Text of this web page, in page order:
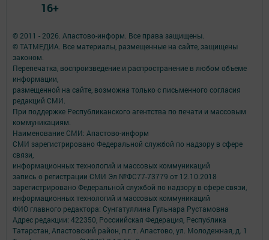
© 2011 - 2026. Апастово-информ. Все права защищены.
© ТАТМЕДИА. Все материалы, размещенные на сайте, защищены
законом.
Перепечатка, воспроизведение и распространение в любом объеме
информации,
размещенной на сайте, возможна только с письменного согласия
редакций СМИ.
При поддержке Республиканского агентства по печати и массовым
коммуникациям.
Наименование СМИ: Апастово-информ
СМИ зарегистрировано Федеральной службой по надзору в сфере
связи,
информационных технологий и массовых коммуникаций
запись о регистрации СМИ Эл №ФС77-73779 от 12.10.2018
зарегистрировано Федеральной службой по надзору в сфере связи,
информационных технологий и массовых коммуникаций
ФИО главного редактора: Сунгатуллина Гульнара Рустамовна
Адрес редакции: 422350, Россиийская Федерация, Республика
Татарстан, Апастовский район, п.г.т. Апастово, ул. Молодежная, д. 1
16+